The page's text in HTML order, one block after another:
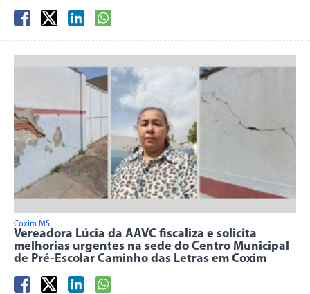
Coxim MS
Vereadora Lúcia da AAVC fiscaliza e solicita
melhorias urgentes na sede do Centro Municipal
de Pré-Escolar Caminho das Letras em Coxim